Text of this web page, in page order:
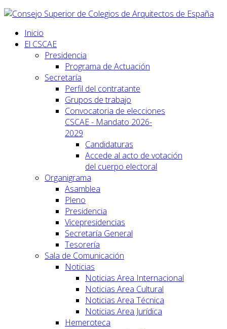
Inicio
El CSCAE
Presidencia
Programa de Actuación
Secretaría
Perfil del contratante
Grupos de trabajo
Convocatoria de elecciones
CSCAE - Mandato 2026-
2029
Candidaturas
Accede al acto de votación
del cuerpo electoral
Organigrama
Asamblea
Pleno
Presidencia
Vicepresidencias
Secretaría General
Tesorería
Sala de Comunicación
Noticias
Noticias Area Internacional
Noticias Area Cultural
Noticias Area Técnica
Noticias Area Jurídica
Hemeroteca